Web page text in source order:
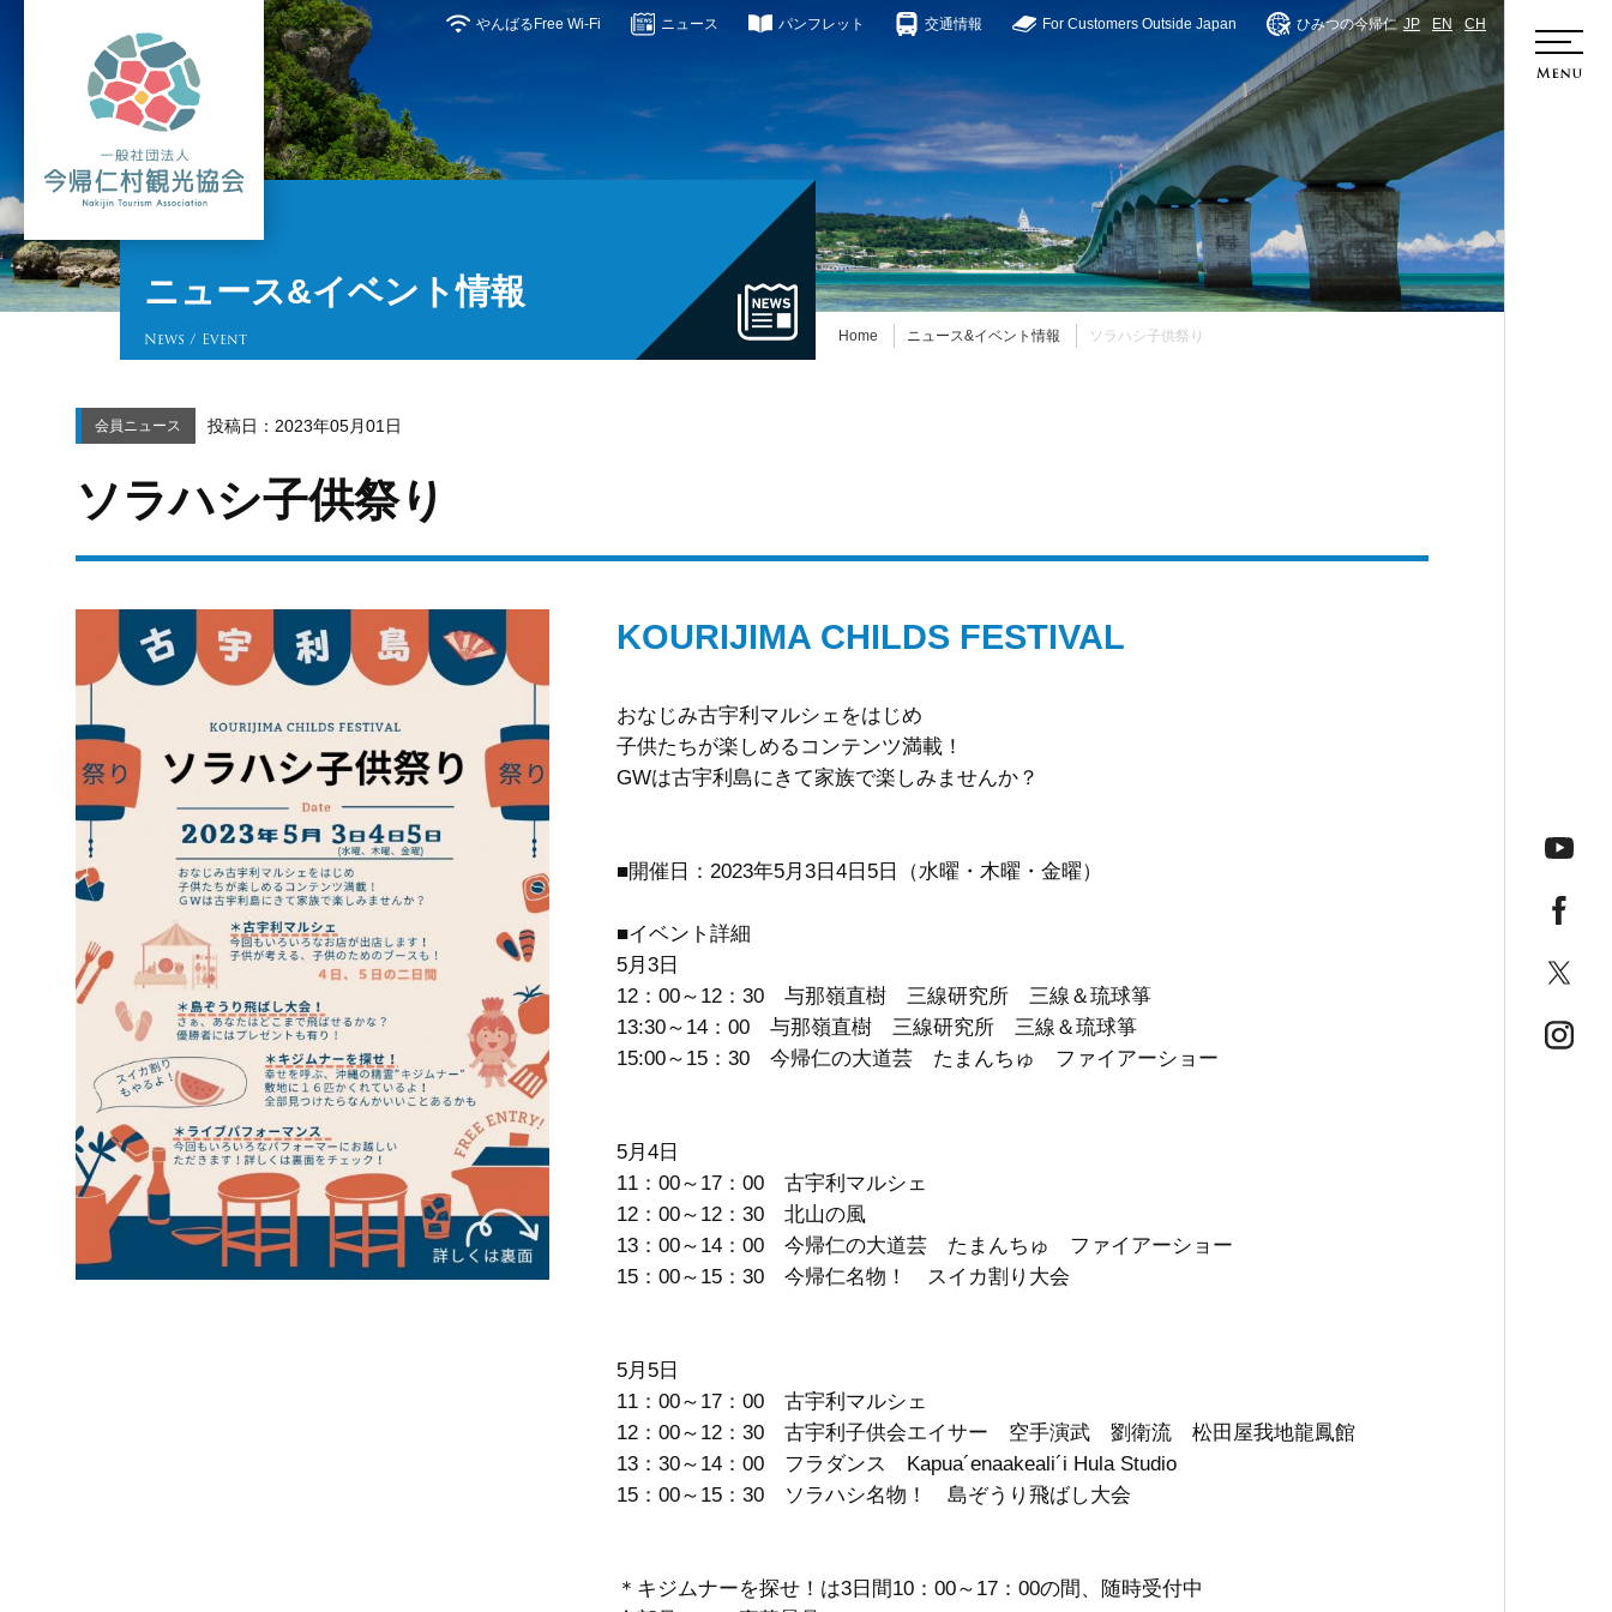
今月
やんばるFree Wi-Fi ニュース パンフレット 交通情報 For Customers Outside Japan ひみつの今帰仁 JP EN CH
ニュース&イベント情報
News / Event Home ニュース&イベント情報 ソラハシ子供祭り
会員ニュース 投稿日：2023年05月01日
ソラハシ子供祭り
KOURIJIMA CHILDS FESTIVAL
おなじみ古宇利マルシェをはじめ
子供たちが楽しめるコンテンツ満載！
GWは古宇利島にきて家族で楽しみませんか？
■開催日：2023年5月3日4日5日（水曜・木曜・金曜）
■イベント詳細
5月3日
12：00～12：30 与那嶺直樹 三線研究所 三線＆琉球箏
13:30～14：00 与那嶺直樹 三線研究所 三線＆琉球箏
15:00～15：30 今帰仁の大道芸 たまんちゅ ファイアーショー
5月4日
11：00～17：00 古宇利マルシェ
12：00～12：30 北山の風
13：00～14：00 今帰仁の大道芸 たまんちゅ ファイアーショー
15：00～15：30 今帰仁名物！ スイカ割り大会
5月5日
11：00～17：00 古宇利マルシェ
12：00～12：30 古宇利子供会エイサー 空手演武 劉衛流 松田屋我地龍鳳館
13：30～14：00 フラダンス Kapua´enaakeali´i Hula Studio
15：00～15：30 ソラハシ名物！ 島ぞうり飛ばし大会
＊キジムナーを探せ！は3日間10：00～17：00の間、随時受付中